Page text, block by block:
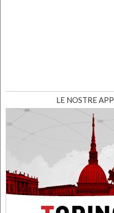
LE NOSTRE APP